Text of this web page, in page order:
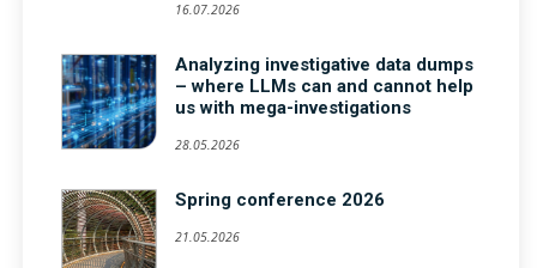
16.07.2026
Analyzing investigative data dumps
– where LLMs can and cannot help
us with mega-investigations
28.05.2026
Spring conference 2026
21.05.2026